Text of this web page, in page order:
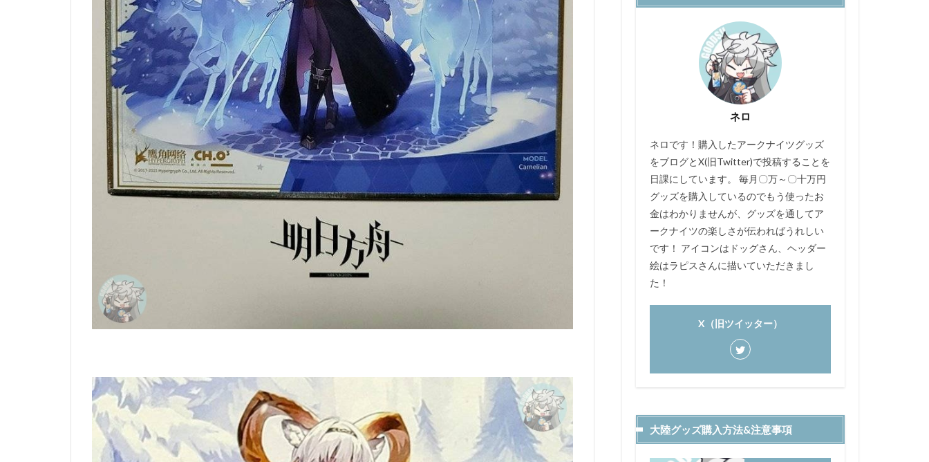
ネロ
ネロです！購入したアークナイツグッズ
をブログとX(旧Twitter)で投稿することを
日課にしています。 毎月〇万～〇十万円
グッズを購入しているのでもう使ったお
金はわかりませんが、グッズを通してア
ークナイツの楽しさが伝わればうれしい
です！ アイコンはドッグさん、ヘッダー
絵はラピスさんに描いていただきまし
た！
X（旧ツイッター）
大陸グッズ購入方法&注意事項